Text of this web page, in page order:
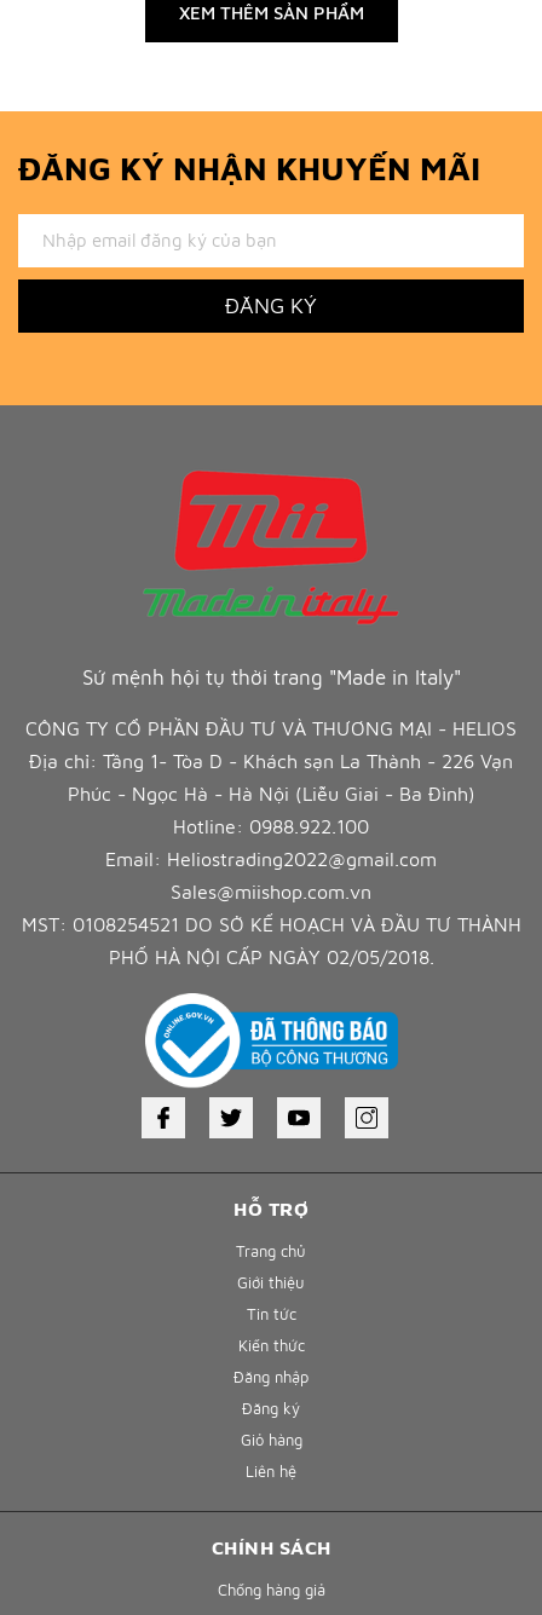
XEM THÊM SẢN PHẨM
ĐĂNG KÝ NHẬN KHUYẾN MÃI
ĐĂNG KÝ
HỖ TRỢ
Trang chủ
Giới thiệu
Tin tức
Kiến thức
Đăng nhập
Đăng ký
Giỏ hàng
Liên hệ
Sứ mệnh hội tụ thời trang "Made in Italy"
CÔNG TY CỔ PHẦN ĐẦU TƯ VÀ THƯƠNG MẠI - HELIOS
Địa chỉ: Tầng 1- Tòa D - Khách sạn La Thành - 226 Vạn
Phúc - Ngọc Hà - Hà Nội (Liễu Giai - Ba Đình)
Hotline: 0988.922.100
Email: Heliostrading2022@gmail.com
Sales@miishop.com.vn
MST: 0108254521 DO SỞ KẾ HOẠCH VÀ ĐẦU TƯ THÀNH
PHỐ HÀ NỘI CẤP NGÀY 02/05/2018.
CHÍNH SÁCH
Chống hàng giả